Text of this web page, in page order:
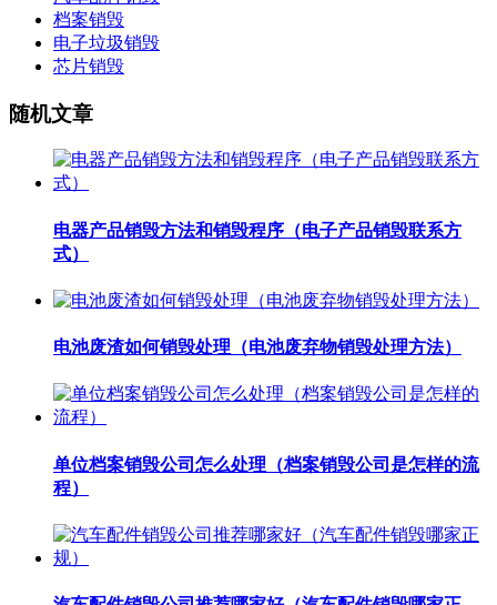
档案销毁
电子垃圾销毁
芯片销毁
随机文章
电器产品销毁方法和销毁程序（电子产品销毁联系方
式）
电池废渣如何销毁处理（电池废弃物销毁处理方法）
单位档案销毁公司怎么处理（档案销毁公司是怎样的流
程）